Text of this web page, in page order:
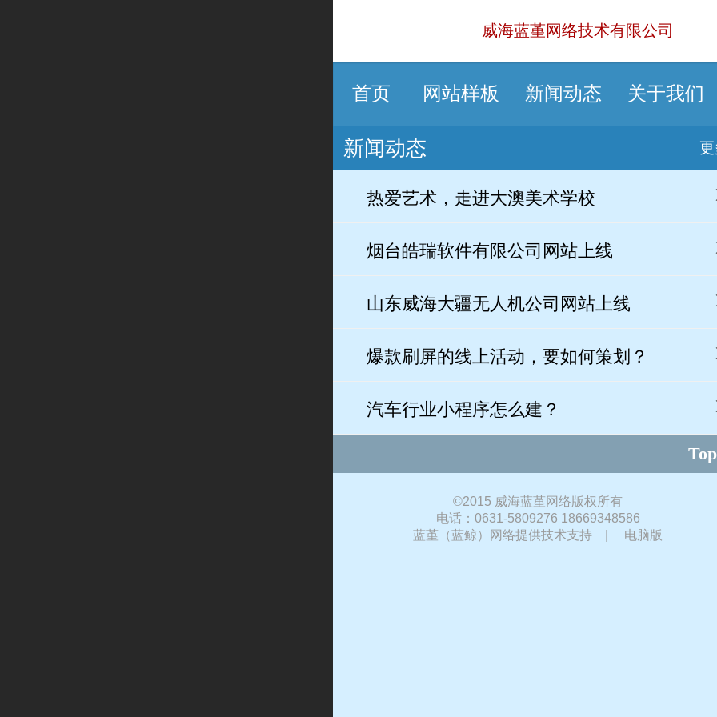
威海蓝堇网络技术有限公司
首页 网站样板 新闻动态 关于我们
新闻动态
热爱艺术，走进大澳美术学校
烟台皓瑞软件有限公司网站上线
山东威海大疆无人机公司网站上线
爆款刷屏的线上活动，要如何策划？
汽车行业小程序怎么建？
Top
©2015 威海蓝堇网络版权所有
电话：0631-5809276 18669348586
蓝堇（蓝鲸）网络提供技术支持
电脑版